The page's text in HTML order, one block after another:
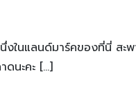
ในแลนด์มาร์คของที่นี่ สะ
ดนะคะ […]